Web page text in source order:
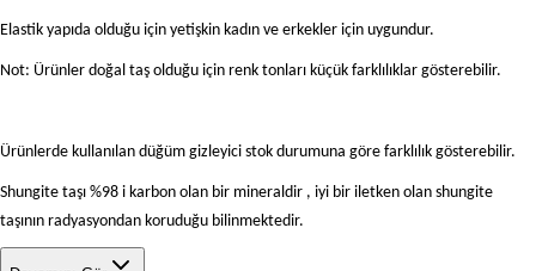
Elastik yapıda olduğu için yetişkin kadın ve erkekler için uygundur.
Not: Ürünler doğal taş olduğu için renk tonları küçük farklılıklar gösterebilir.
Ürünlerde kullanılan düğüm gizleyici stok durumuna göre farklılık gösterebilir.
Shungite taşı %98 i karbon olan bir mineraldir , iyi bir iletken olan shungite
taşının radyasyondan koruduğu bilinmektedir.